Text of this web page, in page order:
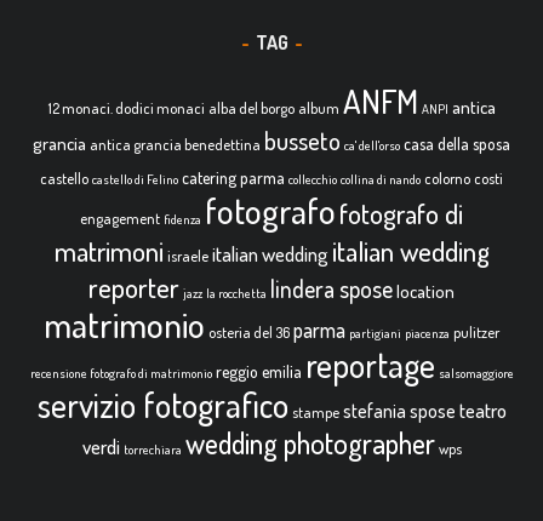
TAG
12 monaci. dodici monaci alba del borgo album ANFM ANPI antica
grancia antica grancia benedettina busseto ca' dell'orso casa della sposa
castello castello di Felino catering parma collecchio collina di nando colorno costi
engagement fidenza fotografofotografo di
matrimoni israele italian wedding italian wedding
reporter jazz la rocchetta lindera sposelocation
matrimonio osteria del 36parma partigiani piacenza pulitzer
recensione fotografo di matrimonio reggio emilia reportage salsomaggiore
servizio fotografico stampe stefania spose teatro
verdi torrechiara wedding photographer wps